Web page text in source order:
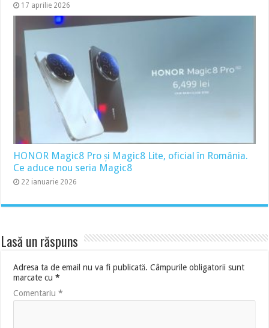
17 aprilie 2026
HONOR Magic8 Pro și Magic8 Lite, oficial în România.
Ce aduce nou seria Magic8
22 ianuarie 2026
Lasă un răspuns
Adresa ta de email nu va fi publicată. Câmpurile obligatorii sunt
marcate cu*
Comentariu*